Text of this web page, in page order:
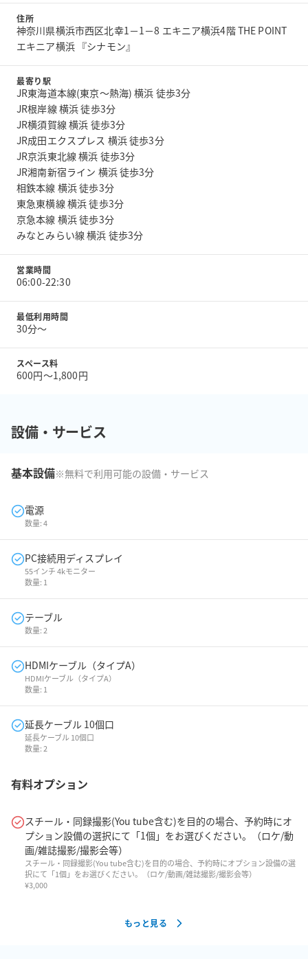
住所
神奈川県横浜市西区北幸1－1－8 エキニア横浜4階 THE POINT
エキニア横浜 『シナモン』
最寄り駅
JR東海道本線(東京～熱海) 横浜 徒歩3分
JR根岸線 横浜 徒歩3分
JR横須賀線 横浜 徒歩3分
JR成田エクスプレス 横浜 徒歩3分
JR京浜東北線 横浜 徒歩3分
JR湘南新宿ライン 横浜 徒歩3分
相鉄本線 横浜 徒歩3分
東急東横線 横浜 徒歩3分
京急本線 横浜 徒歩3分
みなとみらい線 横浜 徒歩3分
営業時間
06:00-22:30
最低利用時間
30分〜
スペース料
600円〜1,800円
設備・サービス
基本設備※無料で利用可能の設備・サービス
電源
数量:4
PC接続用ディスプレイ
55インチ 4kモニター
数量: 1
テーブル
数量:2
HDMIケーブル（タイプA）
HDMIケーブル（タイプA）
数量: 1
延長ケーブル 10個口
延長ケーブル 10個口
数量:2
有料オプション
スチール・同録撮影(You tube含む)を目的の場合、予約時にオ
プション設備の選択にて「1個」をお選びください。（ロケ/動
画/雑誌撮影/撮影会等）
スチール・同録撮影(You tube含む)を目的の場合、予約時にオプション設備の選
択にて「1個」をお選びください。（ロケ/動画/雑誌撮影/撮影会等）
¥3,000
もっと見る